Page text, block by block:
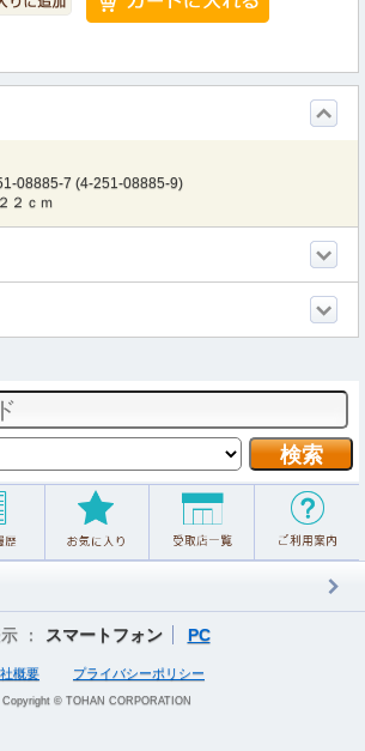
08885-7 (4-251-08885-9)
２ｃｍ
： スマートフォン PC
概要 プライバシーポリシー
Copyright © TOHAN CORPORATION